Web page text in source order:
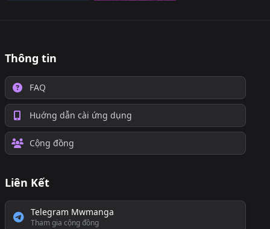
Thông tin
FAQ
Huớng dẫn cài ứng dụng
Cộng đồng
Liên Kết
Telegram Mwmanga
Tham gia cộng đồng